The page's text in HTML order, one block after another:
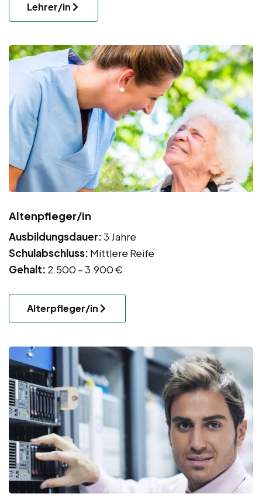
Lehrer/in
Altenpfleger/in
Ausbildungsdauer:3 Jahre
Schulabschluss: Mittlere Reife
Gehalt: 2.500 – 3.900 €
Alterpfleger/in